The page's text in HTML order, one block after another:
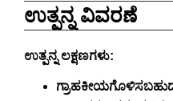
ಉತ್ಪನ್ನ ವಿವರಣೆ
ಉತ್ಪನ್ನ ಲಕ್ಷಣಗಳು: